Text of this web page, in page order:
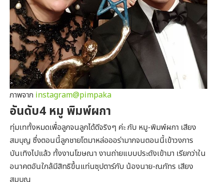
ภาพจาก instagram@pimpaka
อันดับ4 หมู พิมพ์ผกา
ทุ่มเททั้งหมดเพื่อลูกจนลูกได้ดีจริงๆ ค่ะ กับ หมู-พิมพ์ผกา เสียง
สมบุญ ซึ่งตอนนี้ลูกชายโตมาหล่อออร่ามากจนตอนนี้เข้าวงการ
บันเทิงไปแล้ว ทั้งงานโฆษณา งานถ่ายแบบประดังเข้ามา เรียกว่าใน
อนาคตอันใกล้มีสิทธิขึ้นแท่นซุปตาร์กับ น้องนาย-ณภัทร เสียง
สมบุญ